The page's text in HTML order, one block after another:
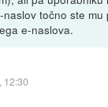
točno ste
e-naslova.
12:30